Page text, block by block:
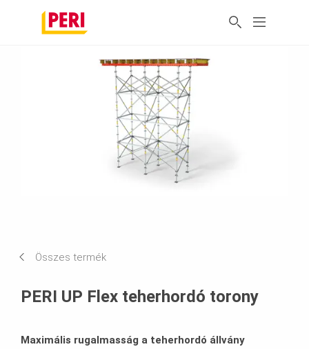
Összes termék
PERI UP Flex teherhordó torony
Maximális rugalmasság a teherhordó állvány